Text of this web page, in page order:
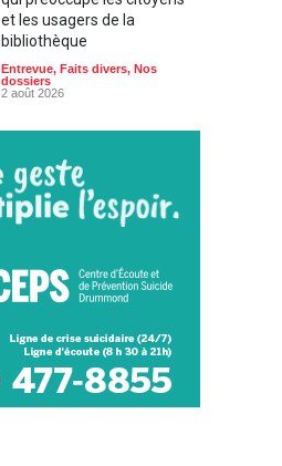
qui préoccupe les citoyens
et les usagers de la
bibliothèque
Entrevue, Faits divers, Nos
dossiers
2 août 2026